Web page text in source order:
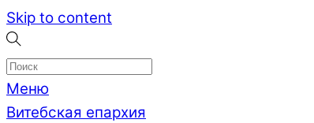
Skip to content
Меню
Витебская епархия